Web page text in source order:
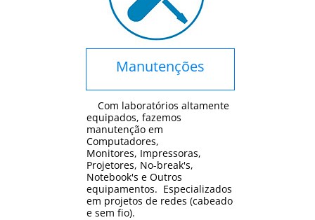
Manutenções
Com laboratórios altamente
equipados, fazemos
manutenção em
Computadores,
Monitores, Impressoras,
Projetores, No-break's,
Notebook's e Outros
equipamentos. Especializados
em projetos de redes (cabeado
e sem fio).